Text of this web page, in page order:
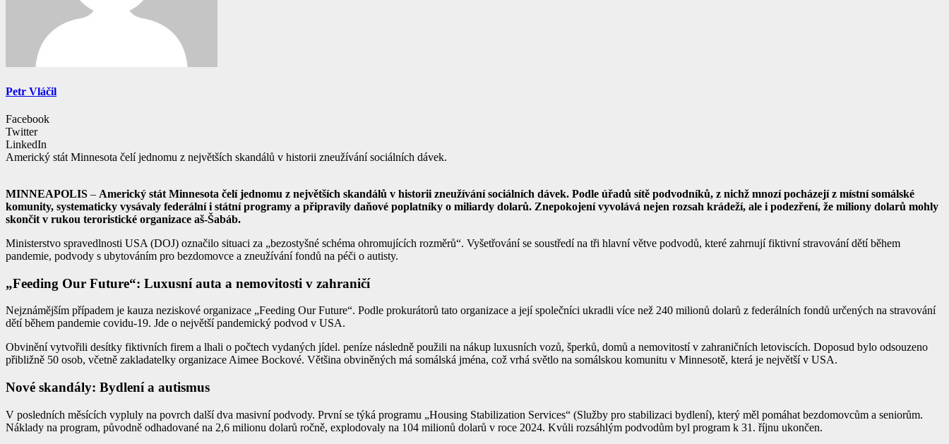
Petr Vláčil
Facebook
Twitter
LinkedIn
Americký stát Minnesota čelí jednomu z největších skandálů v historii zneužívání sociálních dávek.
MINNEAPOLIS – Americký stát Minnesota čelí jednomu z největších skandálů v historii zneužívání sociálních dávek. Podle úřadů sítě podvodníků, z nichž mnozí pocházejí z místní somálské
komunity, systematicky vysávaly federální i státní programy a připravily daňové poplatníky o miliardy dolarů. Znepokojení vyvolává nejen rozsah krádeží, ale i podezření, že miliony dolarů mohly
skončit v rukou teroristické organizace aš-Šabáb.
Ministerstvo spravedlnosti USA (DOJ) označilo situaci za „bezostyšné schéma ohromujících rozměrů“. Vyšetřování se soustředí na tři hlavní větve podvodů, které zahrnují fiktivní stravování dětí během
pandemie, podvody s ubytováním pro bezdomovce a zneužívání fondů na péči o autisty.
„Feeding Our Future“: Luxusní auta a nemovitosti v zahraničí
Nejznámějším případem je kauza neziskové organizace „Feeding Our Future“. Podle prokurátorů tato organizace a její společníci ukradli více než 240 milionů dolarů z federálních fondů určených na stravování
dětí během pandemie covidu-19. Jde o největší pandemický podvod v USA.
Obvinění vytvořili desítky fiktivních firem a lhali o počtech vydaných jídel. peníze následně použili na nákup luxusních vozů, šperků, domů a nemovitostí v zahraničních letoviscích. Doposud bylo odsouzeno
přibližně 50 osob, včetně zakladatelky organizace Aimee Bockové. Většina obviněných má somálská jména, což vrhá světlo na somálskou komunitu v Minnesotě, která je největší v USA.
Nové skandály: Bydlení a autismus
V posledních měsících vypluly na povrch další dva masivní podvody. První se týká programu „Housing Stabilization Services“ (Služby pro stabilizaci bydlení), který měl pomáhat bezdomovcům a seniorům.
Náklady na program, původně odhadované na 2,6 milionu dolarů ročně, explodovaly na 104 milionů dolarů v roce 2024. Kvůli rozsáhlým podvodům byl program k 31. říjnu ukončen.